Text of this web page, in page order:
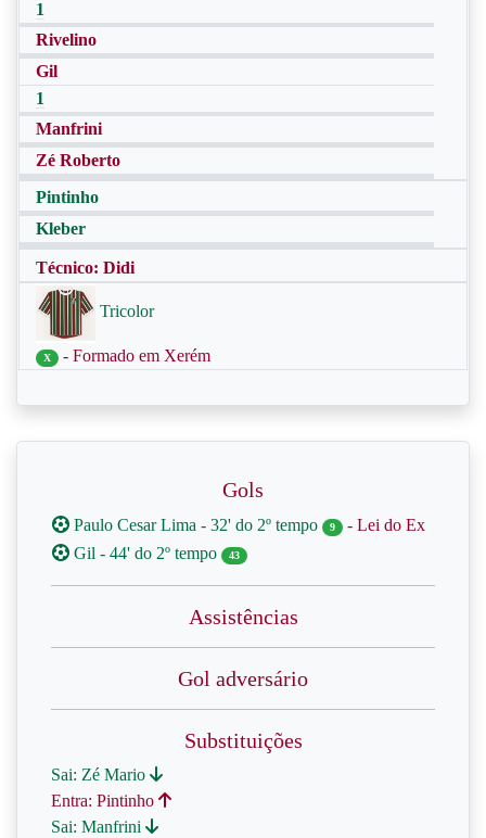
1
Rivelino
Gil
1
Manfrini
Zé Roberto
Pintinho
Kleber
Técnico: Didi
Tricolor
X - Formado em Xerém
Gols
Paulo Cesar Lima - 32' do 2º tempo 9
- Lei do Ex
Gil - 44' do 2º tempo
43
Assistências
Gol adversário
Substituições
Sai: Zé Mario
Entra: Pintinho
Sai: Manfrini